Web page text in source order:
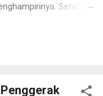
Setelah
bahan baku tikar
rotan berduri yang
rotan yang sedang